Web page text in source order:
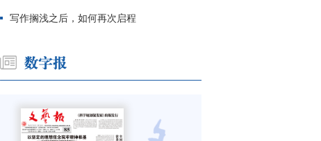
写作搁浅之后，如何再次启程